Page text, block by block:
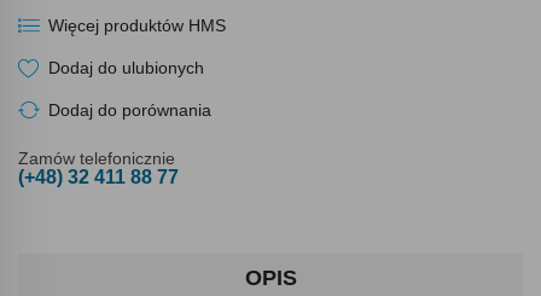
Więcej produktów HMS
Dodaj do ulubionych
Dodaj do porównania
Zamów telefonicznie
(+48) 32 411 88 77
OPIS